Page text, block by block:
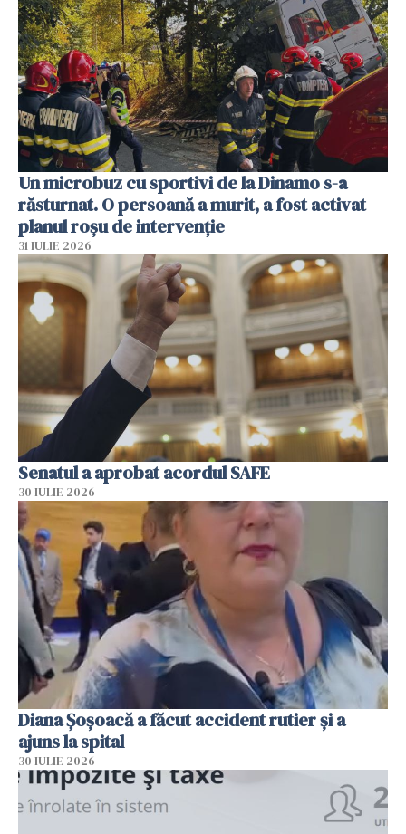
Un microbuz cu sportivi de la Dinamo s-a
răsturnat. O persoană a murit, a fost activat
planul roșu de intervenție
31 IULIE 2026
Senatul a aprobat acordul SAFE
30 IULIE 2026
Diana Șoșoacă a făcut accident rutier și a
ajuns la spital
30 IULIE 2026